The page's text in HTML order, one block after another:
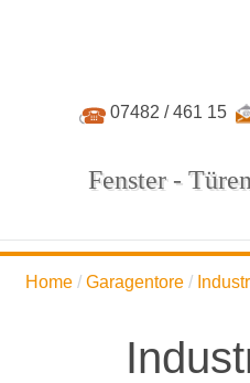
07482 / 461 15
Fenster -
Home Garagentore